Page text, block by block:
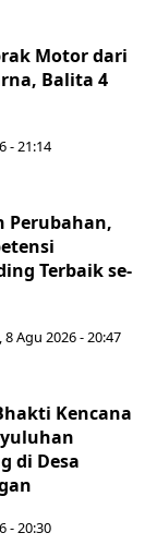
Motor dari
Balita 4
- 21:14
Perubahan,
Terbaik se-
8 Agu 2026 - 20:47
Kencana
di Desa
- 20:30